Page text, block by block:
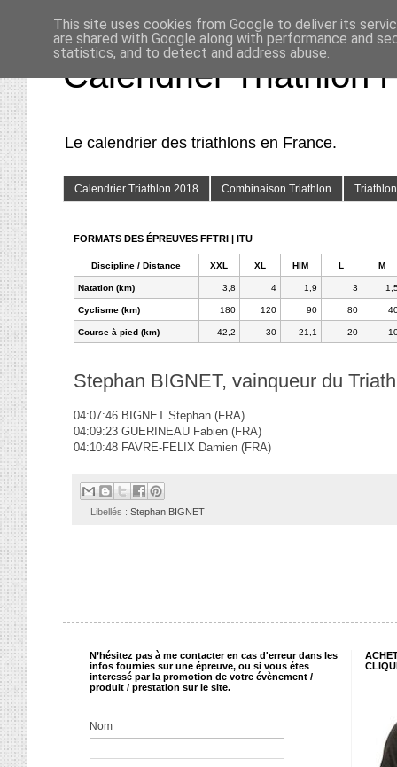
Calendrier Triathlon
Le calendrier des triathlons en France.
Calendrier Triathlon 2018 Combinaison Triathlon
FORMATS DES ÉPREUVES FFTRI | ITU
Discipline / Distance XXL XL HIM L M
Natation (km) 3,8 4 1,9 3
Cyclisme (km) 180 120 90 80
Course à pied (km) 42,2 30 21,1 20
Stephan BIGNET, vainqueur du
04:07:46 BIGNET Stephan (FRA)
04:09:23 GUERINEAU Fabien (FRA)
04:10:48 FAVRE-FELIX Damien (FRA)
Libellés : Stephan BIGNET
N’hésitez pas à me contacter en cas d'erreur dans les
infos fournies sur une épreuve, ou si vous étes
interessé par la promotion de votre évènement /
produit / prestation sur le site.
Nom
This site uses cookies from Google to deliver its
are shared with Google along with performance and
statistics, and to detect and address abuse.